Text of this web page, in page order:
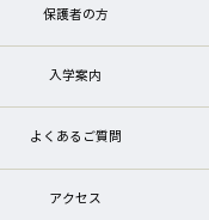
保護者の方
入学案内
よくあるご質問
アクセス